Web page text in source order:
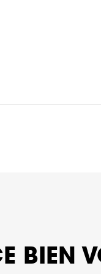
BIEN